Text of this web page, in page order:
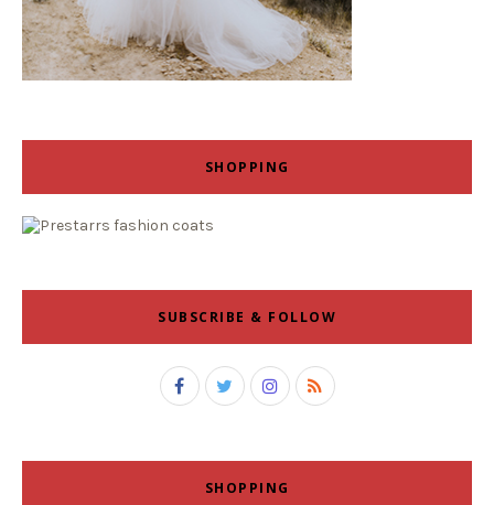
SHOPPING
SUBSCRIBE & FOLLOW
SHOPPING